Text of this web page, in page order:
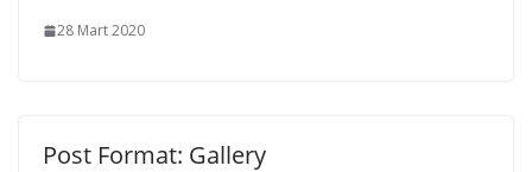
28 Mart 2020
Post Format: Gallery